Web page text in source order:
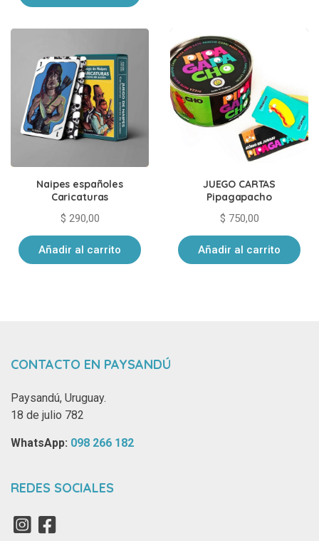
Naipes españoles
Caricaturas
$ 290,00
Añadir al carrito
JUEGO CARTAS
Pipagapacho
$ 750,00
Añadir al carrito
CONTACTO EN PAYSANDÚ
Paysandú, Uruguay.
18 de julio 782
WhatsApp: ‪ 098 266 182‬
REDES SOCIALES